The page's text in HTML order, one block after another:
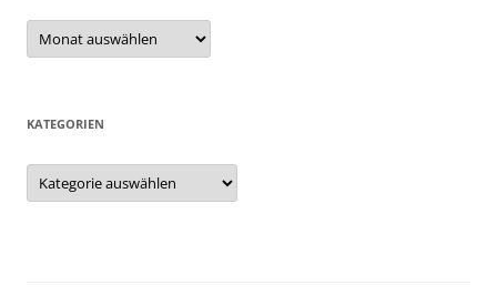
Archiv
KATEGORIEN
Kategorien